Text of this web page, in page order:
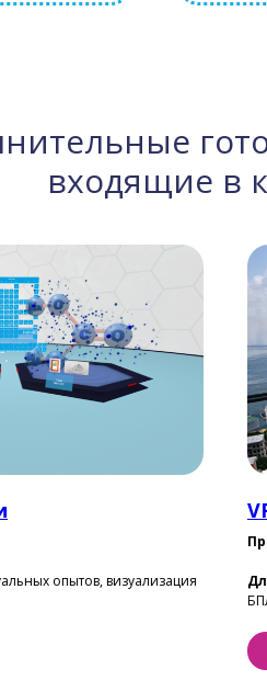
входящие в
опытов, визуализация